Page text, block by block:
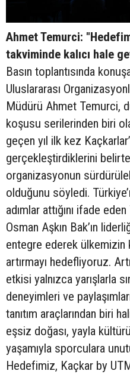
Ahmet Temurci:
takviminde kalıcı hale
Basın toplantısında
Uluslararası
Müdürü Ahmet Temurci,
koşusu serilerinden biri
geçen yıl ilk kez
gerçekleştirdiklerini
organizasyonun
olduğunu söyledi.
adımlar attığını ifade
Osman Aşkın Bak’ın
entegre ederek ülkemizin
artırmayı hedefliyoruz.
etkisi yalnızca yarışlarla
deneyimleri ve
tanıtım araçlarından biri
eşsiz doğası, yayla
yaşamıyla sporculara
Hedefimiz, Kaçkar by